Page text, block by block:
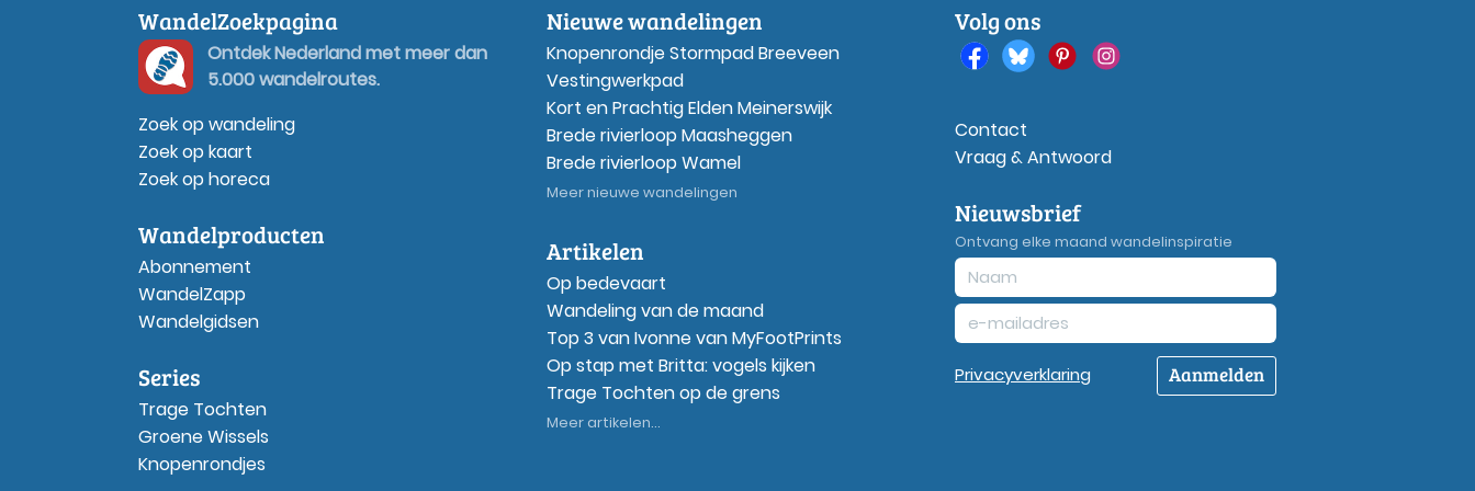
WandelZoekpagina
Ontdek Nederland met meer dan
5.000 wandelroutes.
Zoek op wandeling
Zoek op kaart
Zoek op horeca
Wandelproducten
Abonnement
WandelZapp
Wandelgidsen
Series
Trage Tochten
Groene Wissels
Knopenrondjes
Nieuwe wandelingen
Knopenrondje Stormpad Breeveen
Vestingwerkpad
Kort en Prachtig Elden Meinerswijk
Brede rivierloop Maasheggen
Brede rivierloop Wamel
Meer nieuwe wandelingen
Artikelen
Op bedevaart
Wandeling van de maand
Top 3 van Ivonne van MyFootPrints
Op stap met Britta: vogels kijken
Trage Tochten op de grens
Meer artikelen...
Volg ons
Contact
Vraag & Antwoord
Nieuwsbrief
Ontvang elke maand wandelinspiratie
Privacyverklaring Aanmelden